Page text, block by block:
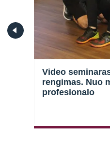
Video
rengimas. Nuo
profesionalo